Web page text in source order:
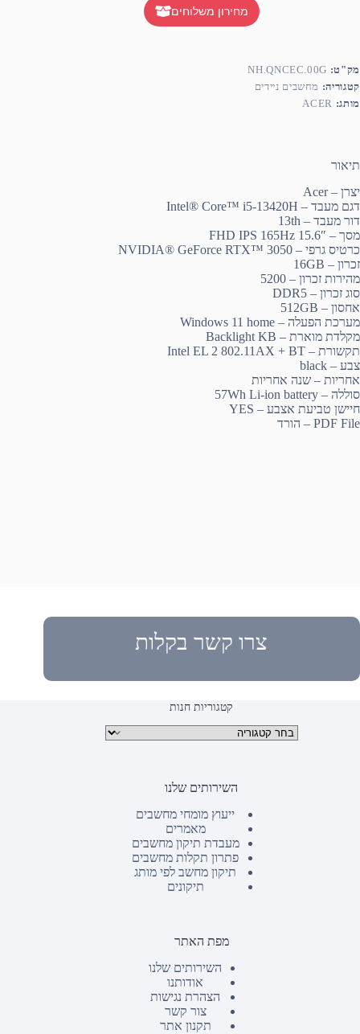
מחירון משלוחים
מק"ט: NH.QNCEC.00G
קטגוריה: מחשבים ניידים
מותג: ACER
תיאור
יצרן – Acer
דגם מעבד – Intel® Core™ i5-13420H
דור מעבד – 13th
מסך – 15.6″ FHD IPS 165Hz
כרטיס גרפי – NVIDIA® GeForce RTX™ 3050
זכרון – 16GB
מהירות זכרון – 5200
סוג זכרון – DDR5
אחסון – 512GB
מערכת הפעלה – Windows 11 home
מקלדת מוארת – Backlight KB
תקשורת – Intel EL 2 802.11AX + BT
צבע – black
אחריות – שנה אחריות
סוללה – 57Wh Li-ion battery
חיישן טביעת אצבע – YES
PDF File – הורד
צרו קשר בקלות
קטגוריות חנות
קטגוריות מוצרים
השירותים שלנו
ייעוץ מומחי מחשבים
מאמרים
מעבדת תיקון מחשבים
פתרון תקלות מחשבים
תיקון מחשב לפי מותג
תיקונים
מפת האתר
השירותים שלנו
אודותנו
הצהרת נגישות
צור קשר
תקנון אתר